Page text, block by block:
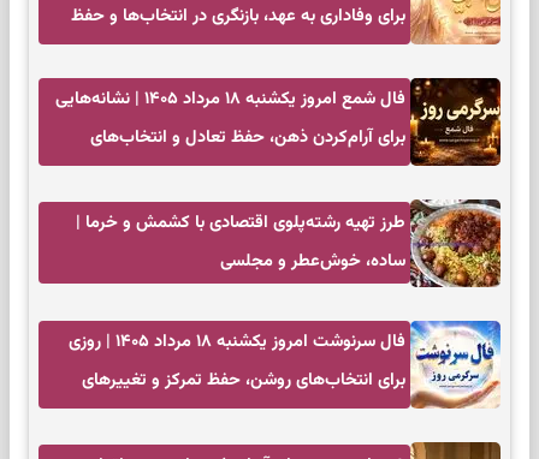
برای وفاداری به عهد، بازنگری در انتخاب‌ها و حفظ
فال شمع امروز یکشنبه ۱۸ مرداد ۱۴۰۵ | نشانه‌هایی
برای آرام‌کردن ذهن، حفظ تعادل و انتخاب‌های
طرز تهیه رشته‌پلوی اقتصادی با کشمش و خرما |
ساده، خوش‌عطر و مجلسی
فال سرنوشت امروز یکشنبه ۱۸ مرداد ۱۴۰۵ | روزی
برای انتخاب‌های روشن، حفظ تمرکز و تغییرهای